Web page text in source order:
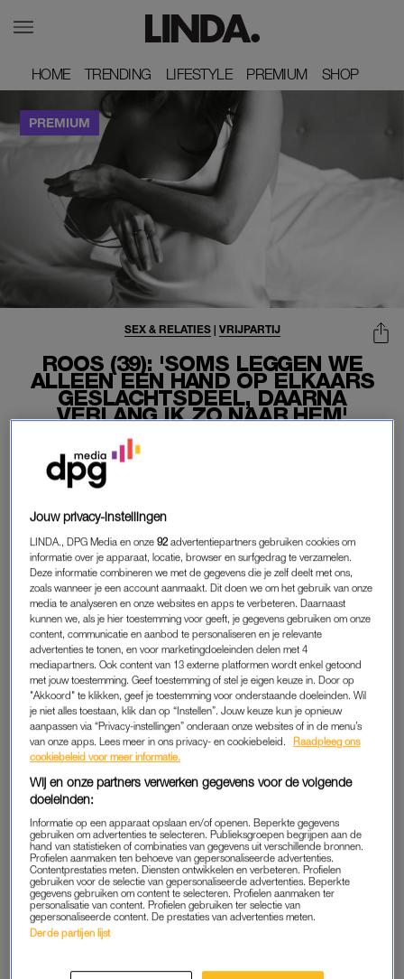
HOME
HOME TRENDING
TRENDING LIFESTYLE
LIFESTYLE PREMIUM
PREMIUM SHOP
SHOP
ROOS (39): 'SOMS LEGGEN WE
ALLEEN EEN HAND OP ELKAARS
GESLACHTSDEEL, DAARNA
VERLANG IK ZO NAAR HEM'
SEX & RELATIES| VRIJPARTIJ
12-06-2026
LEES VERDER MET
PREMIUM
Krijg onbeperkt toegang tot alle
artikelen
Lees LINDA.magazine online
Geniet van te gekke winacties en
lekkere puzzels
Maandelijks opzegbaar
START GRATIS MAAND
Daarna €5,95 per maand
Al abonnee? Log in
Jouw privacy-instellingen
LINDA., DPG Media en onze92 advertentiepartners gebruiken cookies om
informatie over je apparaat, locatie, browser en surfgedrag te verzamelen.
Deze informatie combineren we met de gegevens die je zelf deelt met ons,
zoals wanneer je een account aanmaakt. Dit doen we om het gebruik van onze
media te analyseren en onze websites en apps te verbeteren. Daarnaast
kunnen we, als je hier toestemming voor geeft, je gegevens gebruiken om onze
content, communicatie en aanbod te personaliseren en je relevante
advertenties te tonen, en voor marketingdoeleinden delen met 4
mediapartners. Ook content van 13 externe platformen wordt enkel getoond
met jouw toestemming. Geef toestemming of stel je eigen keuze in. Door op
"Akkoord" te klikken, geef je toestemming voor onderstaande doeleinden. Wil
je niet alles toestaan, klik dan op “Instellen”. Jouw keuze kun je opnieuw
aanpassen via “Privacy-instellingen” onderaan onze websites of in de menu’s
van onze apps. Lees meer in ons privacy- en cookiebeleid.
Raadpleeg ons
cookiebeleid voor meer informatie.
Wij en onze partners verwerken gegevens voor de volgende
doeleinden:
Informatie op een apparaat opslaan en/of openen. Beperkte gegevens
gebruiken om advertenties te selecteren. Publieksgroepen begrijpen aan de
hand van statistieken of combinaties van gegevens uit verschillende bronnen.
Profielen aanmaken ten behoeve van gepersonaliseerde advertenties.
Contentprestaties meten. Diensten ontwikkelen en verbeteren. Profielen
gebruiken voor de selectie van gepersonaliseerde advertenties. Beperkte
gegevens gebruiken om content te selecteren. Profielen aanmaken ter
personalisatie van content. Profielen gebruiken ter selectie van
gepersonaliseerde content. De prestaties van advertenties meten.
Derde partijen lijst